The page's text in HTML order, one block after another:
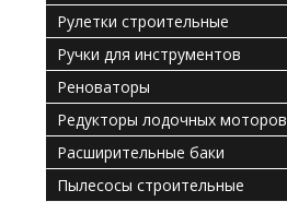
Рулетки строительные
Ручки для инструментов
Реноваторы
Редукторы лодочных моторов
Расширительные баки
Пылесосы строительные